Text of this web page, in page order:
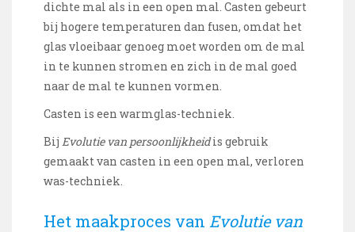
dichte mal als in een open mal. Casten gebeurt
bij hogere temperaturen dan fusen, omdat het
glas vloeibaar genoeg moet worden om de mal
in te kunnen stromen en zich in de mal goed
naar de mal te kunnen vormen.
Casten is een warmglas-techniek.
Bij Evolutie van persoonlijkheidis gebruik
gemaakt van casten in een open mal, verloren
was-techniek.
Het maakproces van Evolutie van